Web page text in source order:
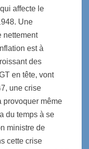
affecte le
Une
nettement
est à
des
en tête, vont
une crise
provoquer même
du temps à se
ministre de
cette crise